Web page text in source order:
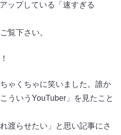
ップしている「速すぎる
覧下さい。
ゃくちゃに笑いました。誰か
ういうYouTuber」を見たこと
渡らせたい」と思い記事にさ